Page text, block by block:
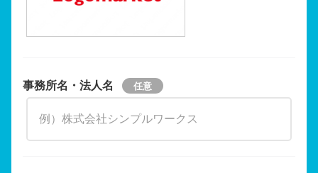
事務所名・法人名